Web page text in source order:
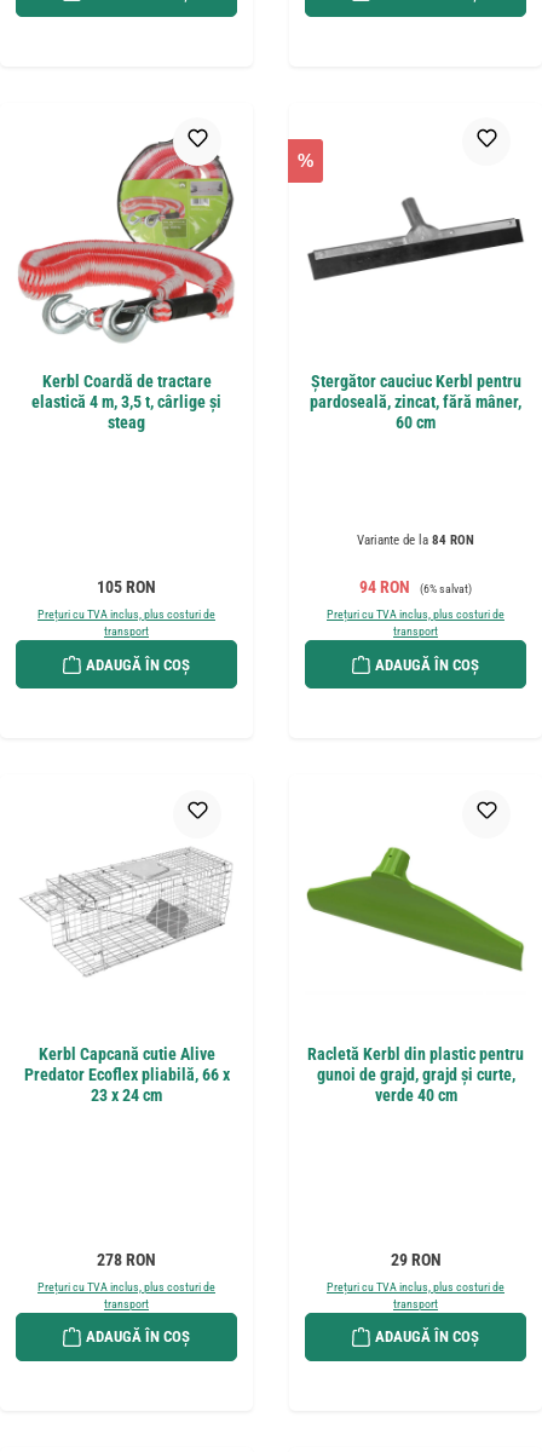
Kerbl Coardă de tractare
elastică 4 m, 3,5 t, cârlige și
steag
Preț obișnuit:
105 RON
Prețuri cu TVA inclus, plus costuri de
transport
ADAUGĂ ÎN COȘ
%
Ștergător cauciuc Kerbl pentru
pardoseală, zincat, fără mâner,
60 cm
Variante de la 84 RON
Preț de vânzare:
94 RON Preț obișnuit:
(6% salvat)
Prețuri cu TVA inclus, plus costuri de
transport
ADAUGĂ ÎN COȘ
Kerbl Capcană cutie Alive
Predator Ecoflex pliabilă, 66 x
23 x 24 cm
Preț obișnuit:
278 RON
Prețuri cu TVA inclus, plus costuri de
transport
ADAUGĂ ÎN COȘ
Racletă Kerbl din plastic pentru
gunoi de grajd, grajd și curte,
verde 40 cm
Preț obișnuit:
29 RON
Prețuri cu TVA inclus, plus costuri de
transport
ADAUGĂ ÎN COȘ